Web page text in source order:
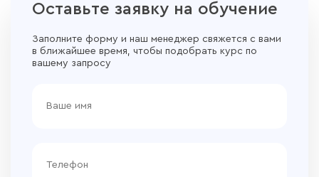
Оставьте заявку на обучение
Заполните форму и наш менеджер свяжется с вами
в ближайшее время, чтобы подобрать курс по
вашему запросу